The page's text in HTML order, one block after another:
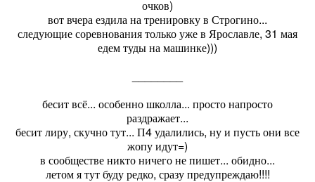
очков)
вот вчера ездила на тренировку в Строгино...
следующие соревнования только уже в Ярославле, 31 мая
едем туды на машинке)))
бесит всё... особенно школла... просто напросто
раздражает...
бесит лиру, скучно тут... П4 удалились, ну и пусть они все
жопу идут=)
в сообществе никто ничего не пишет... обидно...
летом я тут буду редко, сразу предупреждаю!!!!